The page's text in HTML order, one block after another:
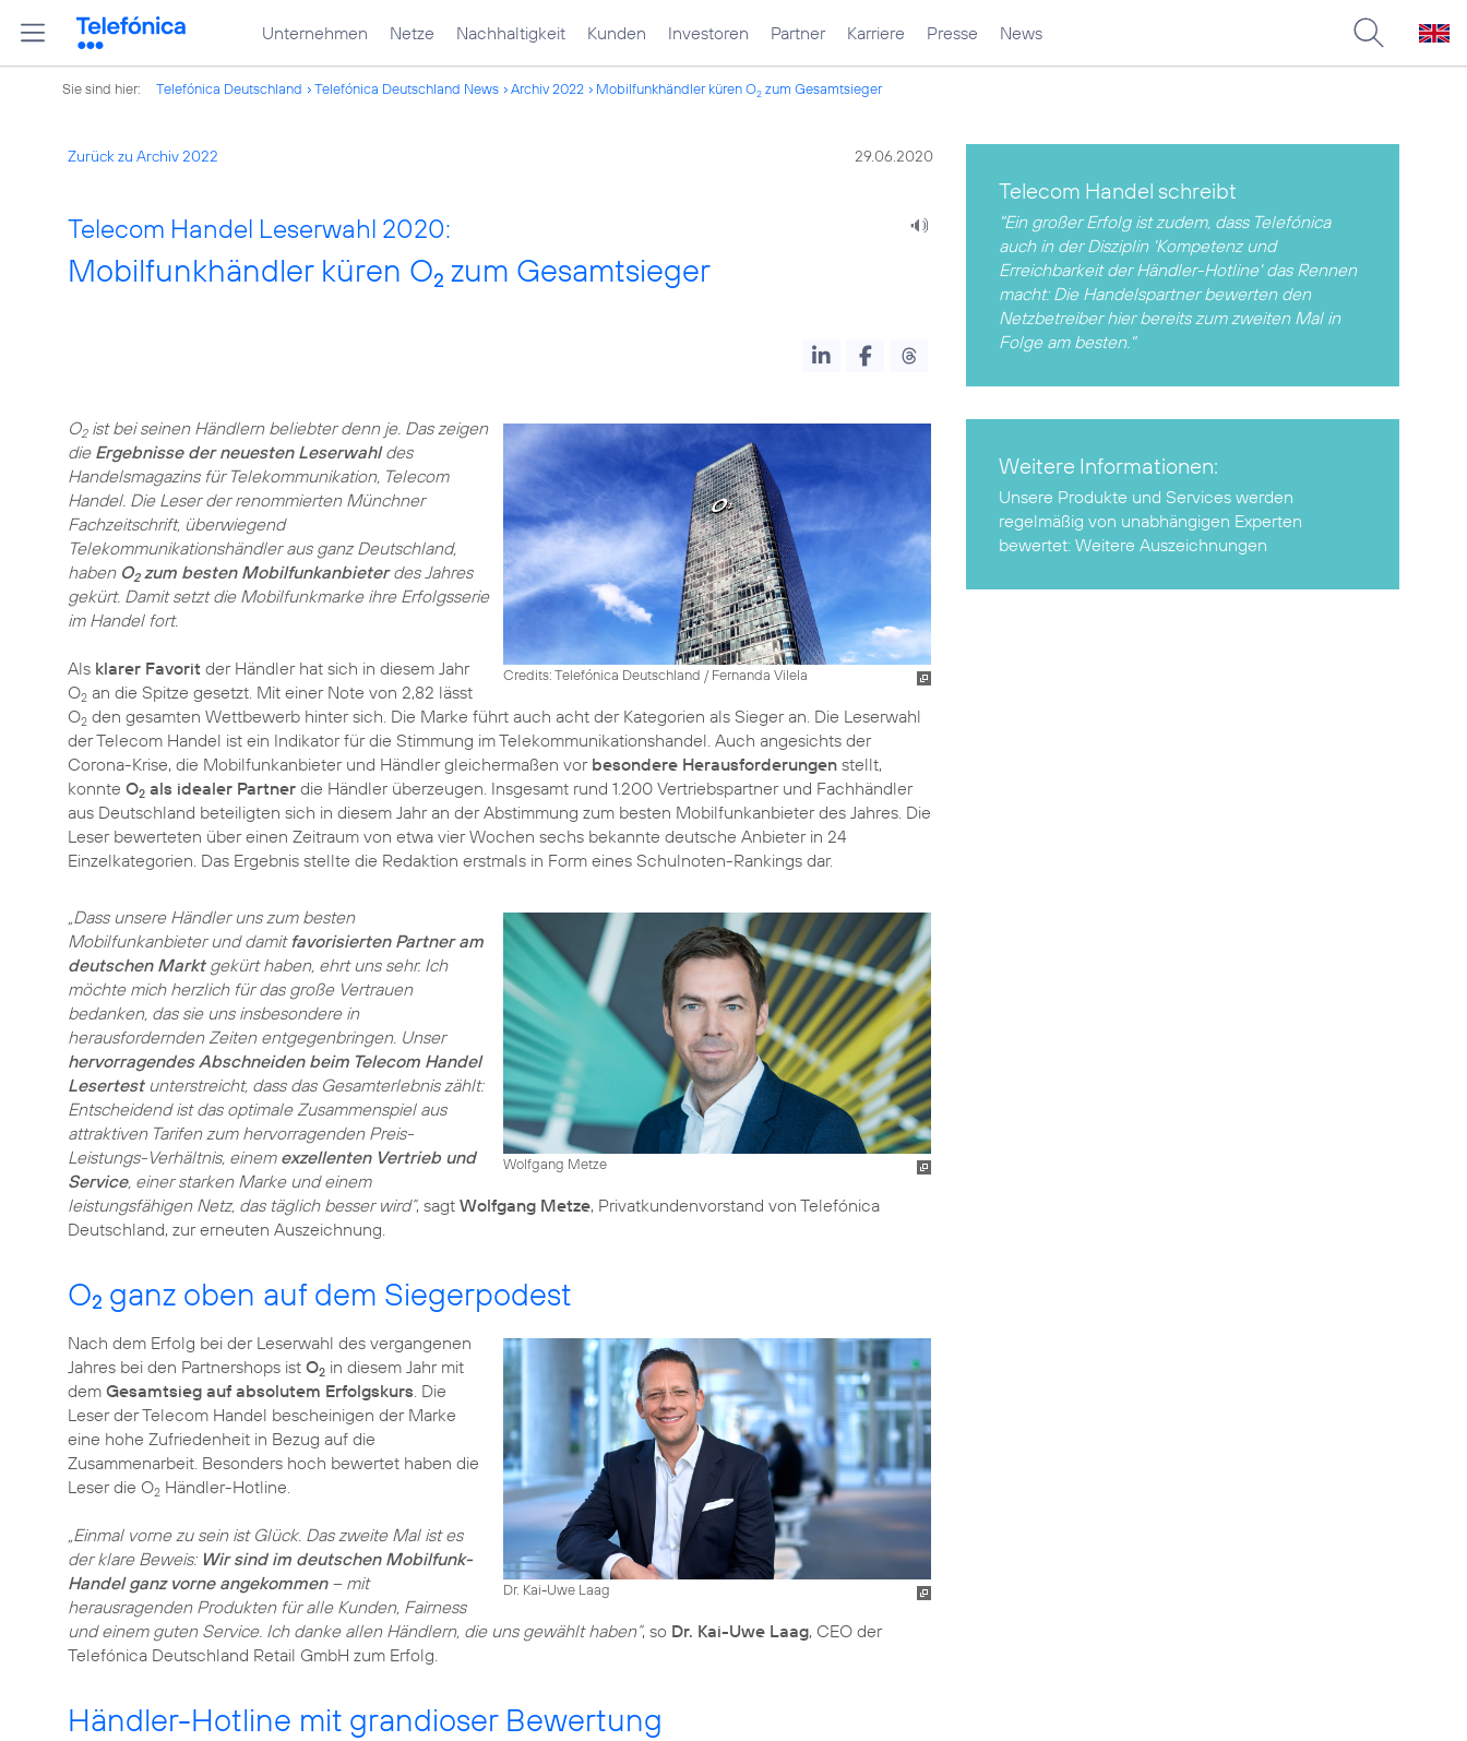
Unternehmen Netze Nachhaltigkeit Kunden Investoren Partner Karriere Presse News
Sie sind hier: Telefónica Deutschland Telefónica Deutschland News Archiv 2022 Mobilfunkhändler küren O2 zum Gesamtsieger
Zurück zu Archiv 2022 29.06.2020
Telecom Handel Leserwahl 2020:
Mobilfunkhändler küren O2 zum Gesamtsieger
Credits: Telefónica Deutschland / Fernanda Vilela
O2ist bei seinen Händlern beliebter denn je. Das zeigen
die Ergebnisse der neuesten Leserwahldes
Handelsmagazins für Telekommunikation, Telecom
Handel. Die Leser der renommierten Münchner
Fachzeitschrift, überwiegend
Telekommunikationshändler aus ganz Deutschland,
haben O2zum besten Mobilfunkanbieterdes Jahres
gekürt. Damit setzt die Mobilfunkmarke ihre Erfolgsserie
im Handel fort.
Als klarer Favorit der Händler hat sich in diesem Jahr
O2 an die Spitze gesetzt. Mit einer Note von 2,82 lässt
O2 den gesamten Wettbewerb hinter sich. Die Marke führt auch acht der Kategorien als Sieger an. Die Leserwahl
der Telecom Handel ist ein Indikator für die Stimmung im Telekommunikationshandel. Auch angesichts der
Corona-Krise, die Mobilfunkanbieter und Händler gleichermaßen vor besondere Herausforderungen stellt,
konnte O2 als idealer Partner die Händler überzeugen. Insgesamt rund 1.200 Vertriebspartner und Fachhändler
aus Deutschland beteiligten sich in diesem Jahr an der Abstimmung zum besten Mobilfunkanbieter des Jahres. Die
Leser bewerteten über einen Zeitraum von etwa vier Wochen sechs bekannte deutsche Anbieter in 24
Einzelkategorien. Das Ergebnis stellte die Redaktion erstmals in Form eines Schulnoten-Rankings dar.
Wolfgang Metze
„Dass unsere Händler uns zum besten
Mobilfunkanbieter und damitfavorisierten Partner am
deutschen Marktgekürt haben, ehrt uns sehr. Ich
möchte mich herzlich für das große Vertrauen
bedanken, das sie uns insbesondere in
herausfordernden Zeiten entgegenbringen. Unser
hervorragendes Abschneiden beim Telecom Handel
Lesertestunterstreicht, dass das Gesamterlebnis zählt:
Entscheidend ist das optimale Zusammenspiel aus
attraktiven Tarifen zum hervorragenden Preis-
Leistungs-Verhältnis, einem exzellenten Vertrieb und
Service, einer starken Marke und einem
leistungsfähigen Netz, das täglich besser wird“, sagt Wolfgang Metze, Privatkundenvorstand von Telefónica
Deutschland, zur erneuten Auszeichnung.
O2 ganz oben auf dem Siegerpodest
Dr. Kai-Uwe Laag
Nach dem Erfolg bei der Leserwahl des vergangenen
Jahres bei den Partnershops ist O2 in diesem Jahr mit
dem Gesamtsieg auf absolutem Erfolgskurs. Die
Leser der Telecom Handel bescheinigen der Marke
eine hohe Zufriedenheit in Bezug auf die
Zusammenarbeit. Besonders hoch bewertet haben die
Leser die O2 Händler-Hotline.
„Einmal vorne zu sein ist Glück. Das zweite Mal ist es
der klare Beweis: Wir sind im deutschen Mobilfunk-
Handel ganz vorne angekommen– mit
herausragenden Produkten für alle Kunden, Fairness
und einem guten Service. Ich danke allen Händlern, die uns gewählt haben“, so Dr. Kai-Uwe Laag, CEO der
Händler-Hotline mit grandioser Bewertung
Telecom Handel schreibt
"Ein großer Erfolg ist zudem, dass Telefónica
auch in der Disziplin 'Kompetenz und
Erreichbarkeit der Händler-Hotline' das Rennen
macht: Die Handelspartner bewerten den
Netzbetreiber hier bereits zum zweiten Mal in
Folge am besten."
Weitere Informationen:
Unsere Produkte und Services werden
regelmäßig von unabhängigen Experten
bewertet:Weitere Auszeichnungen